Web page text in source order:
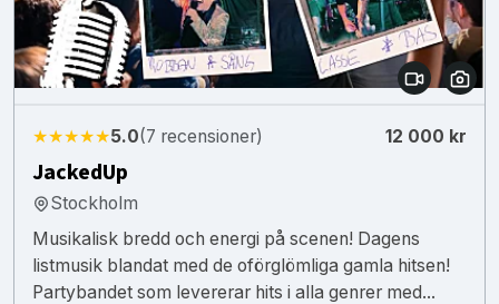
★★★★★5.0(7 recensioner) 12 000 kr
JackedUp
Stockholm
Musikalisk bredd och energi på scenen! Dagens
listmusik blandat med de oförglömliga gamla hitsen!
Partybandet som levererar hits i alla genrer med...